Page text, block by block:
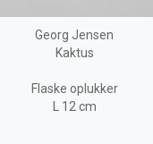
Georg Jensen
Kaktus
Flaske oplukker
L 12 cm